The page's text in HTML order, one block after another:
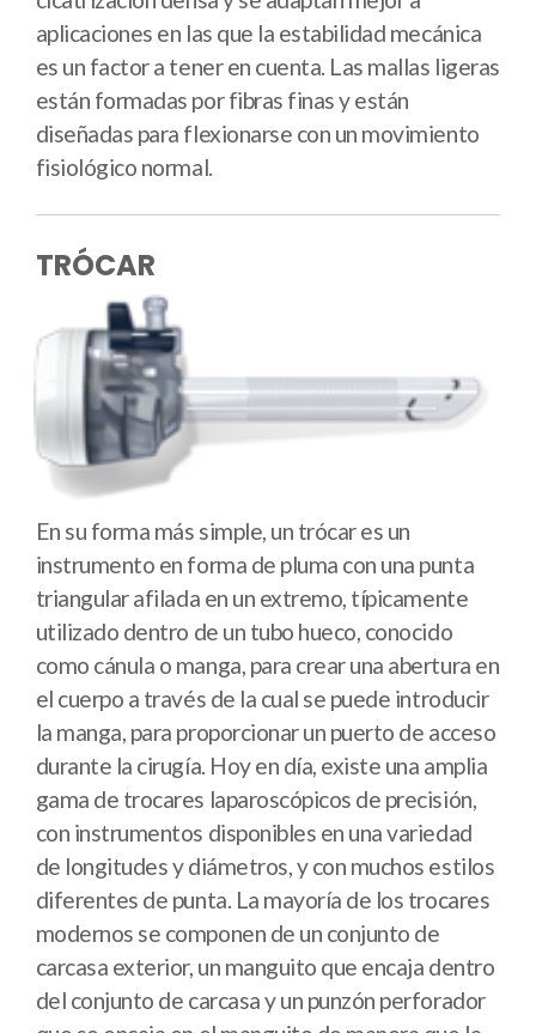
aplicaciones en las que la estabilidad mecánica
es un factor a tener en cuenta. Las mallas ligeras
están formadas por fibras finas y están
diseñadas para flexionarse con un movimiento
fisiológico normal.
TRÓCAR
En su forma más simple, un trócar es un
instrumento en forma de pluma con una punta
triangular afilada en un extremo, típicamente
utilizado dentro de un tubo hueco, conocido
como cánula o manga, para crear una abertura en
el cuerpo a través de la cual se puede introducir
la manga, para proporcionar un puerto de acceso
durante la cirugía. Hoy en día, existe una amplia
gama de trocares laparoscópicos de precisión,
con instrumentos disponibles en una variedad
de longitudes y diámetros, y con muchos estilos
diferentes de punta. La mayoría de los trocares
modernos se componen de un conjunto de
carcasa exterior, un manguito que encaja dentro
del conjunto de carcasa y un punzón perforador